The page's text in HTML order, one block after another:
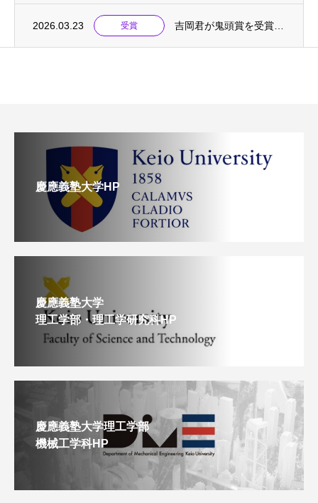
2026.03.23 受賞
慶應義塾大学HP
慶應義塾大学
理工学部・理工学研究科HP
慶應義塾大学理工学部
機械工学科HP